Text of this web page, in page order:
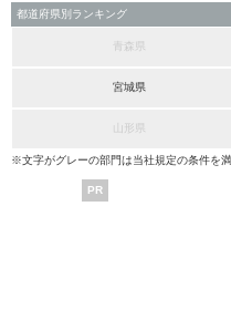
都道府県別ランキング
青森県
宮城県
山形県
※文字がグレーの部門は当社規定の条件を
PR